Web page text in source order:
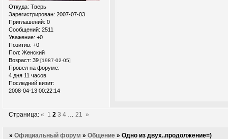
Откуда: Тверь
Зарегистрирован: 2007-07-03
Приглашений: 0
Сообщений: 2511
Уважение: +0
Позитив: +0
Пол: Женский
Возраст: 39 [1987-02-05]
Провел на форуме:
4 дня 11 часов
Последний визит:
2008-04-13 00:22:14
Страница:« 1 2 3 4 21 »
»Официальный форум »Общение »Одно из двух..продолжение=)